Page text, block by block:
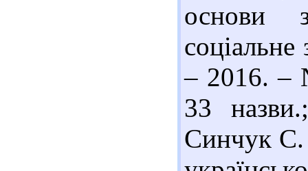
основи
– 2016. –
33
Синчук С.